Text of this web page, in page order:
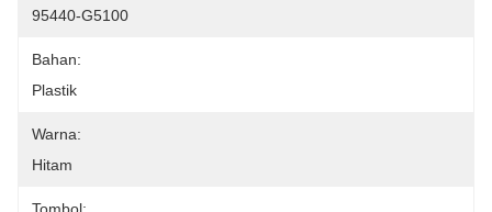
95440-G5100
Bahan:
Plastik
Warna:
Hitam